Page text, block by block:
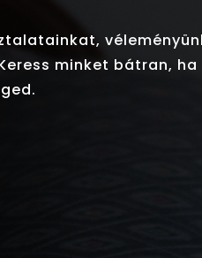
minket bátran,